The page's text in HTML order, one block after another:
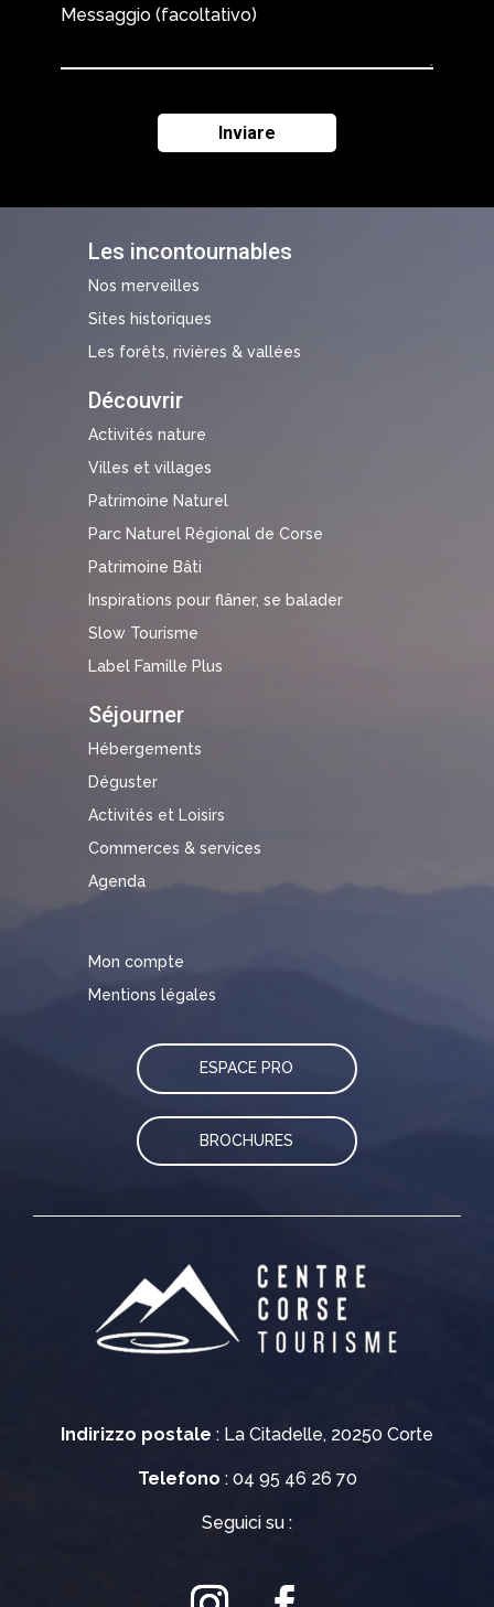
Indirizzo postale : La Citadelle, 20250 Corte
Telefono : 04 95 46 26 70
Seguici su :
Les incontournables
Nos merveilles
Sites historiques
Les forêts, rivières & vallées
Découvrir
Activités nature
Villes et villages
Patrimoine Naturel
Parc Naturel Régional de Corse
Patrimoine Bâti
Inspirations pour flâner, se balader
Slow Tourisme
Label Famille Plus
Séjourner
Hébergements
Déguster
Activités et Loisirs
Commerces & services
Agenda
Mon compte
Mentions légales
ESPACE PRO
BROCHURES
Messaggio (facoltativo)